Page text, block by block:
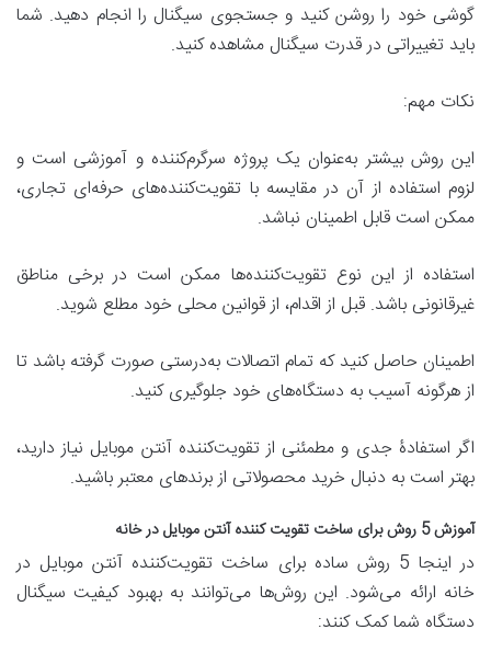
گوشی خود را روشن کنید و جستجوی سیگنال را انجام دهید. شما
باید تغییراتی در قدرت سیگنال مشاهده کنید.
نکات مهم:
این روش بیشتر به‌عنوان یک پروژه سرگرم‌کننده و آموزشی است و
لزوم استفاده از آن در مقایسه با تقویت‌کننده‌های حرفه‌ای تجاری،
ممکن است قابل اطمینان نباشد.
استفاده از این نوع تقویت‌کننده‌ها ممکن است در برخی مناطق
غیرقانونی باشد. قبل از اقدام، از قوانین محلی خود مطلع شوید.
اطمینان حاصل کنید که تمام اتصالات به‌درستی صورت گرفته باشد تا
از هرگونه آسیب به دستگاه‌های خود جلوگیری کنید.
اگر استفادۀ جدی و مطمئنی از تقویت‌کننده آنتن موبایل نیاز دارید،
بهتر است به دنبال خرید محصولاتی از برندهای معتبر باشید.
آموزش 5 روش برای ساخت تقویت کننده آنتن موبایل در خانه
در اینجا 5 روش ساده برای ساخت تقویت‌کننده آنتن موبایل در
خانه ارائه می‌شود. این روش‌ها می‌توانند به بهبود کیفیت سیگنال
دستگاه شما کمک کنند: